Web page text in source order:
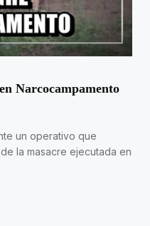
Narcocampamento
un operativo que
la masacre ejecutada en